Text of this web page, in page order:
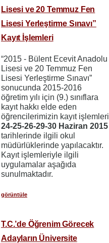
Lisesi ve 20 Temmuz Fen
Lisesi Yerleştirme Sınavı”
Kayıt İşlemleri
“2015 - Bülent Ecevit Anadolu
Lisesi ve 20 Temmuz Fen
Lisesi Yerleştirme Sınavı”
sonucunda 2015-2016
öğretim yılı için (9.) sınıflara
kayıt hakkı elde eden
öğrencilerimizin kayıt işlemleri
24-25-26-29-30 Haziran 2015
tarihlerinde ilgili okul
müdürlüklerinde yapılacaktır.
Kayıt işlemleriyle ilgili
uygulamalar aşağıda
sunulmaktadır.
görüntüle
T.C.’de Öğrenim Görecek
Adayların Üniversite